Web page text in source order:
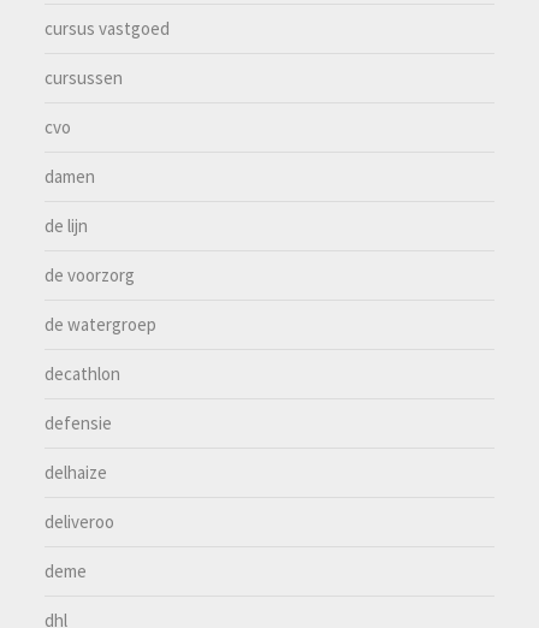
cursus vastgoed
cursussen
cvo
damen
de lijn
de voorzorg
de watergroep
decathlon
defensie
delhaize
deliveroo
deme
dhl